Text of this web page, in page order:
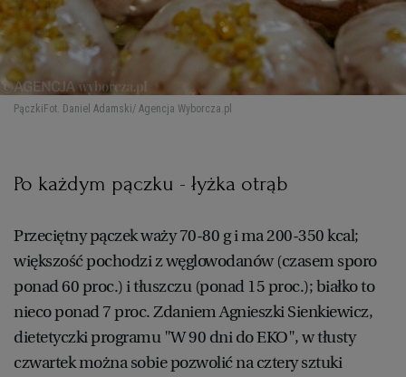
Pączki Fot. Daniel Adamski/ Agencja Wyborcza.pl
Po każdym pączku - łyżka otrąb
Przeciętny pączek waży 70-80 g i ma 200-350 kcal;
większość pochodzi z węglowodanów (czasem sporo
ponad 60 proc.) i tłuszczu (ponad 15 proc.); białko to
nieco ponad 7 proc. Zdaniem Agnieszki Sienkiewicz,
dietetyczki programu "W 90 dni do EKO", w tłusty
czwartek można sobie pozwolić na cztery sztuki